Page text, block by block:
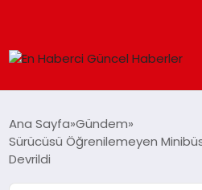
SPOR
Ana Sayfa Gündem
Sürücüsü Öğrenilemeyen
Devrildi